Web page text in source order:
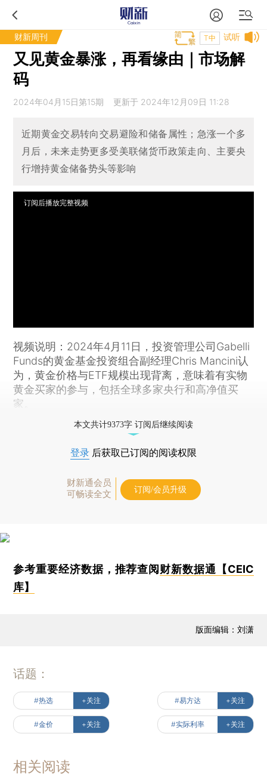
财新周刊 试听
T中
又见黄金暴涨，再看缘由｜市场解
码
2024年04月15日第15期 更新于 2024年12月09日 11:28
近期黄金交易转向交易避险和储备属性；急涨一个多
月后，未来走势更多受美联储货币政策走向、主要央
行增持黄金储备势头等影响
订阅后播放完整视频
视频说明：2024年4月11日，投资管理公司Gabelli
Funds的黄金基金投资组合副经理Chris Mancini认
为，黄金价格与ETF规模出现背离，意味着有实物
黄金买家的参与，包括全球多家央行和高净值买
家。
本文共计9373字 订阅后继续阅读
登录 后获取已订阅的阅读权限
财新通会员
可畅读全文
订阅/会员升级
参考重要经济数据，推荐查阅 财新数据通【CEIC
库】
版面编辑：刘潇
话题：
#热选 +关注 #易方达 +关注
#金价 +关注 #实际利率 +关注
相关阅读